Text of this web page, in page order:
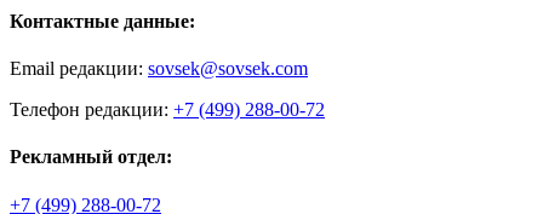
Контактные данные:
Email редакции: sovsek@sovsek.com
Телефон редакции: +7 (499) 288-00-72
Рекламный отдел:
+7 (499) 288-00-72